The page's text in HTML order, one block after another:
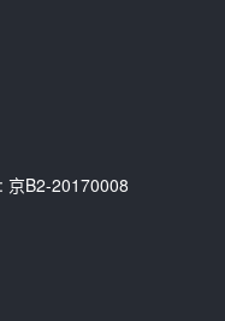
京B2-20170008